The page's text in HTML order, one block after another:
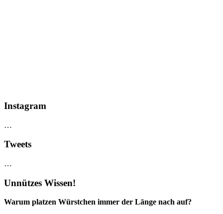
Instagram
…
Tweets
…
Unnützes Wissen!
Warum platzen Würstchen immer der Länge nach auf?